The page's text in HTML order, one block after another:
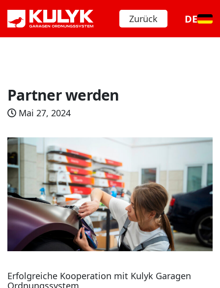
Zurück DE
Partner werden
Mai 27, 2024
Erfolgreiche Kooperation mit Kulyk Garagen